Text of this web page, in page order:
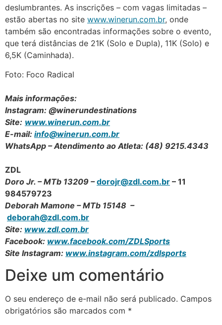
deslumbrantes. As inscrições – com vagas limitadas –
estão abertas no site www.winerun.com.br, onde
também são encontradas informações sobre o evento,
que terá distâncias de 21K (Solo e Dupla), 11K (Solo) e
6,5K (Caminhada).
Foto: Foco Radical
Mais informações:
Instagram: @winerundestinations
Site: www.winerun.com.br
E-mail: info@winerun.com.br
WhatsApp – Atendimento ao Atleta: (48) 9215.4343
ZDL
Doro Jr. – MTb 13209 –dorojr@zdl.com.br – 11
984579723
Deborah Mamone – MTb 15148 –
deborah@zdl.com.br
Site: www.zdl.com.br
Facebook: www.facebook.com/ZDLSports
Site Instagram: www.instagram.com/zdlsports
Deixe um comentário
O seu endereço de e-mail não será publicado. Campos
obrigatórios são marcados com *